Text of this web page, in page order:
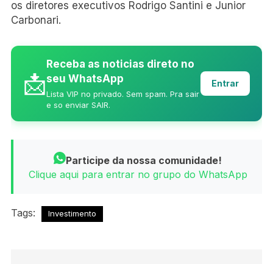
os diretores executivos Rodrigo Santini e Junior
Carbonari.
📩
Receba as noticias direto no
seu WhatsApp
Lista VIP no privado. Sem spam. Pra sair
e so enviar SAIR.
Entrar
Participe da nossa comunidade!
Clique aqui para entrar no grupo do WhatsApp
Tags: Investimento